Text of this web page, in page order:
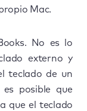
Mac.
No es lo
externo y
teclado de un
posible que
que el teclado